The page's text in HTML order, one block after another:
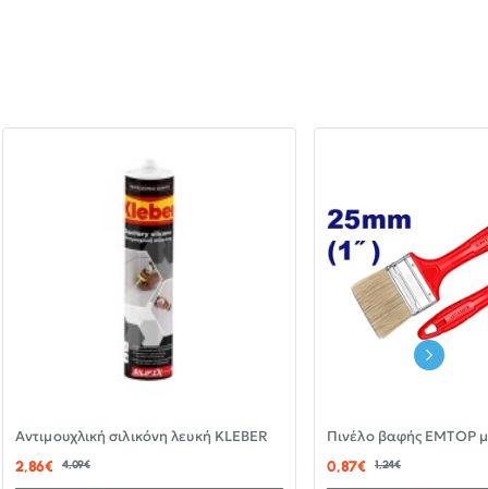
-30%
Αντιμουχλική σιλικόνη λευκή KLEBER
2,86€
4,09€ 0,87€ 1,24€